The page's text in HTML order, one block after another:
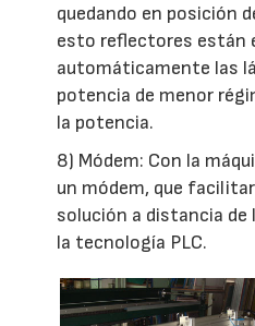
quedando en posición
esto reflectores están
automáticamente las
potencia de menor
la potencia.
8) Módem: Con la
un módem, que
solución a distancia de
la tecnología PLC.